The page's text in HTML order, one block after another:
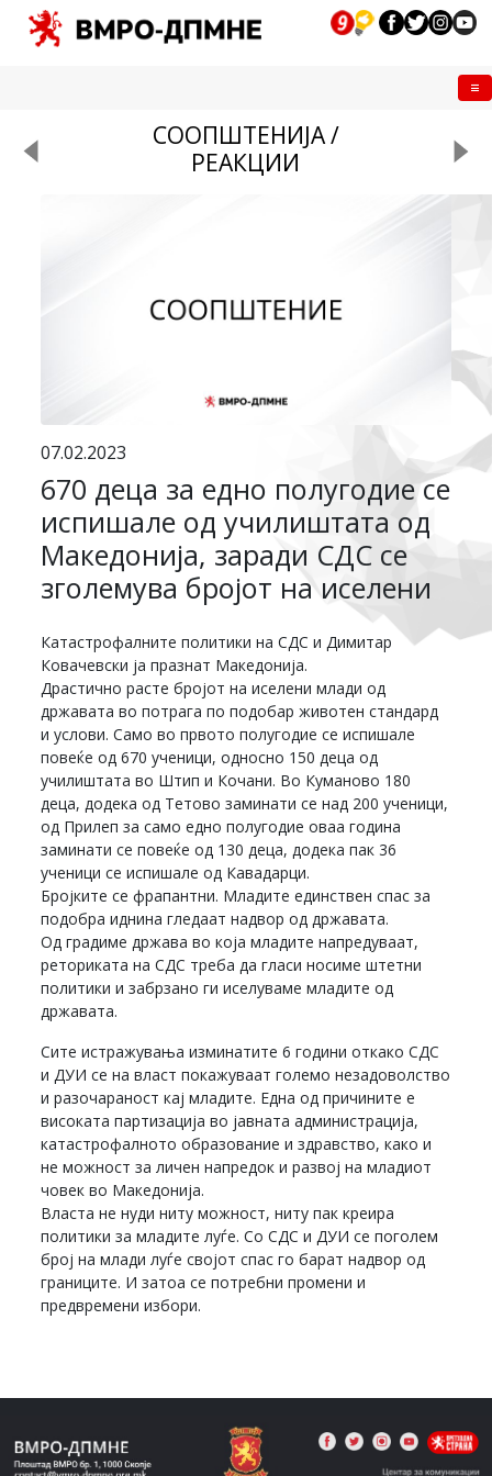
СООПШТЕНИЈА /
РЕАКЦИИ
07.02.2023
670 деца за едно полугодие се
испишале од училиштата од
Македонија, заради СДС се
зголемува бројот на иселени
Катастрофалните политики на СДС и Димитар
Ковачевски ја празнат Македонија.
Драстично расте бројот на иселени млади од
државата во потрага по подобар животен стандард
и услови. Само во првото полугодие се испишале
повеќе од 670 ученици, односно 150 деца од
училиштата во Штип и Кочани. Во Куманово 180
деца, додека од Тетово заминати се над 200 ученици,
од Прилеп за само едно полугодие оваа година
заминати се повеќе од 130 деца, додека пак 36
ученици се испишале од Кавадарци.
Бројките се фрапантни. Младите единствен спас за
подобра иднина гледаат надвор од државата.
Од градиме држава во која младите напредуваат,
реториката на СДС треба да гласи носиме штетни
политики и забрзано ги иселуваме младите од
државата.
Сите истражувања изминатите 6 години откако СДС
и ДУИ се на власт покажуваат големо незадоволство
и разочараност кај младите. Една од причините е
високата партизација во јавната администрација,
катастрофалното образование и здравство, како и
не можност за личен напредок и развој на младиот
човек во Македонија.
Власта не нуди ниту можност, ниту пак креира
политики за младите луѓе. Со СДС и ДУИ се поголем
број на млади луѓе својот спас го барат надвор од
границите. И затоа се потребни промени и
предвремени избори.